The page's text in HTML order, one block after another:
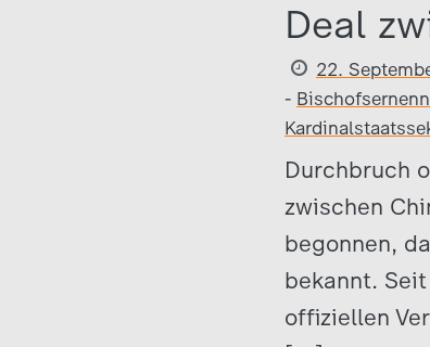
Deal
22.
-
Durchbruch
zwischen
begonnen,
bekannt.
offiziellen